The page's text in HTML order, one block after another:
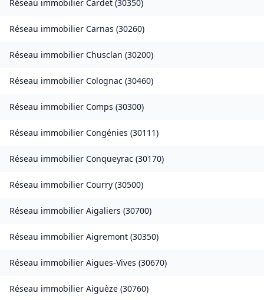
Réseau immobilier Cardet (30350)
Réseau immobilier Carnas (30260)
Réseau immobilier Chusclan (30200)
Réseau immobilier Colognac (30460)
Réseau immobilier Comps (30300)
Réseau immobilier Congénies (30111)
Réseau immobilier Conqueyrac (30170)
Réseau immobilier Courry (30500)
Réseau immobilier Aigaliers (30700)
Réseau immobilier Aigremont (30350)
Réseau immobilier Aigues-Vives (30670)
Réseau immobilier Aiguèze (30760)